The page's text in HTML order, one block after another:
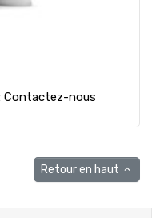
Contactez-nous
Retour en haut 